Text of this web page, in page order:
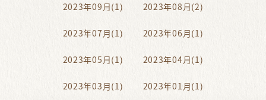
2023年09月(1) 2023年08月(2)
2023年07月(1) 2023年06月(1)
2023年05月(1) 2023年04月(1)
2023年03月(1) 2023年01月(1)